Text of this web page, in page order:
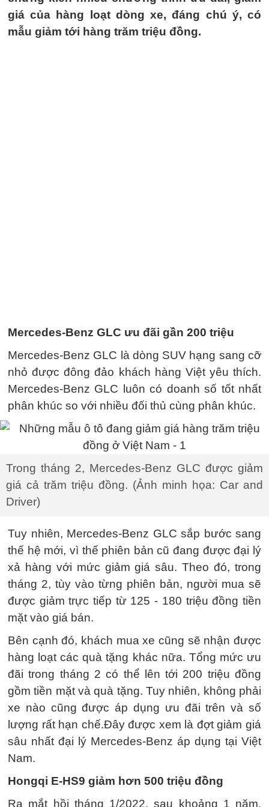
giá của hàng loạt dòng xe, đáng chú ý, có
mẫu giảm tới hàng trăm triệu đồng.
Mercedes-Benz GLC ưu đãi gần 200 triệu
Mercedes-Benz GLC là dòng SUV hạng sang cỡ
nhỏ được đông đảo khách hàng Việt yêu thích.
Mercedes-Benz GLC luôn có doanh số tốt nhất
phân khúc so với nhiều đối thủ cùng phân khúc.
Trong tháng 2, Mercedes-Benz GLC được giảm
giá cả trăm triệu đồng. (Ảnh minh họa: Car and
Driver)
Tuy nhiên, Mercedes-Benz GLC sắp bước sang
thế hệ mới, vì thế phiên bản cũ đang được đại lý
xả hàng với mức giảm giá sâu. Theo đó, trong
tháng 2, tùy vào từng phiên bản, người mua sẽ
được giảm trực tiếp từ 125 - 180 triệu đồng tiền
mặt vào giá bán.
Bên cạnh đó, khách mua xe cũng sẽ nhận được
hàng loạt các quà tặng khác nữa. Tổng mức ưu
đãi trong tháng 2 có thể lên tới 200 triệu đồng
gồm tiền mặt và quà tặng. Tuy nhiên, không phải
xe nào cũng được áp dụng ưu đãi trên và số
lượng rất hạn chế.Đây được xem là đợt giảm giá
sâu nhất đại lý Mercedes-Benz áp dụng tại Việt
Nam.
Hongqi E-HS9 giảm hơn 500 triệu đồng
Ra mắt hồi tháng 1/2022, sau khoảng 1 năm,